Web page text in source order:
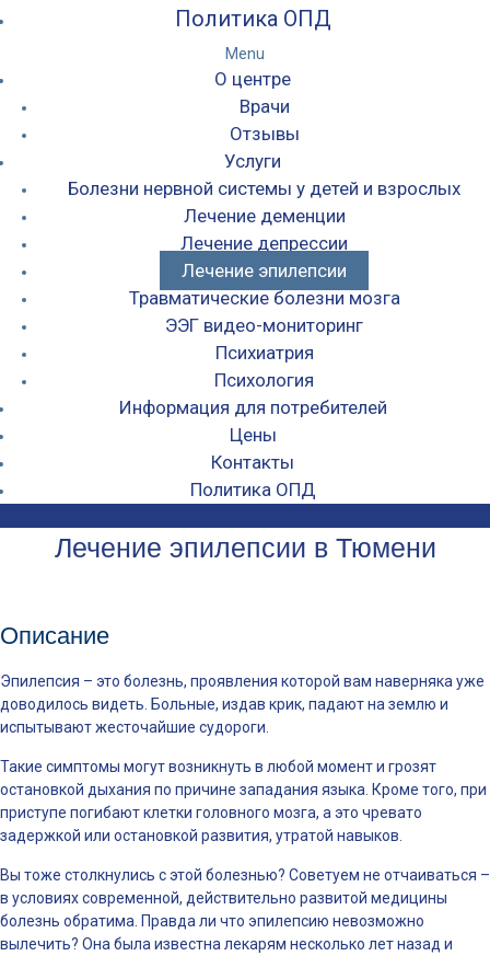
Политика ОПД
Menu
О центре
Врачи
Отзывы
Услуги
Болезни нервной системы у детей и взрослых
Лечение деменции
Лечение депрессии
Лечение эпилепсии
Травматические болезни мозга
ЭЭГ видео-мониторинг
Психиатрия
Психология
Информация для потребителей
Цены
Контакты
Политика ОПД
Лечение эпилепсии в Тюмени
Описание
Эпилепсия – это болезнь, проявления которой вам наверняка уже
доводилось видеть. Больные, издав крик, падают на землю и
испытывают жесточайшие судороги.
Такие симптомы могут возникнуть в любой момент и грозят
остановкой дыхания по причине западания языка. Кроме того, при
приступе погибают клетки головного мозга, а это чревато
задержкой или остановкой развития, утратой навыков.
Вы тоже столкнулись с этой болезнью? Советуем не отчаиваться –
в условиях современной, действительно развитой медицины
болезнь обратима. Правда ли что эпилепсию невозможно
вылечить? Она была известна лекарям несколько лет назад и